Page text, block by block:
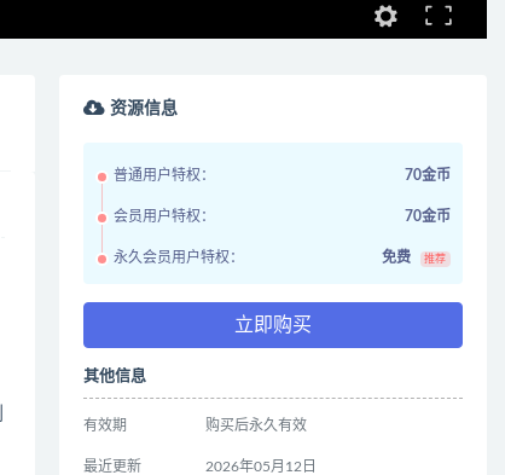
资源信息
普通用户特权： 70金币
会员用户特权： 70金币
永久会员用户特权： 免费 推荐
立即购买
其他信息
有效期 购买后永久有效
最近更新 2026年05月12日